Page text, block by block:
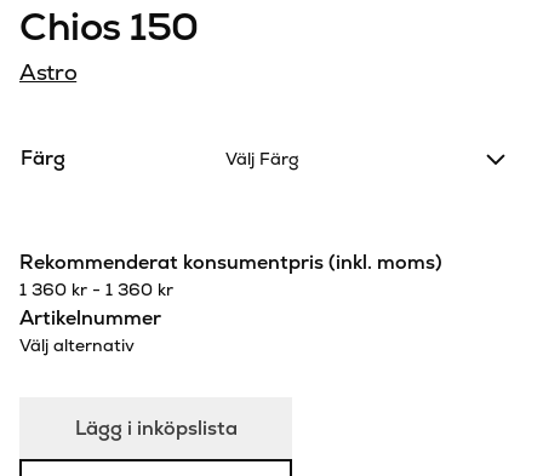
Chios 150
Astro
Färg Välj Färg
Rekommenderat konsumentpris (inkl. moms)
1 360 kr - 1 360 kr
Artikelnummer
Välj alternativ
Lägg i inköpslista